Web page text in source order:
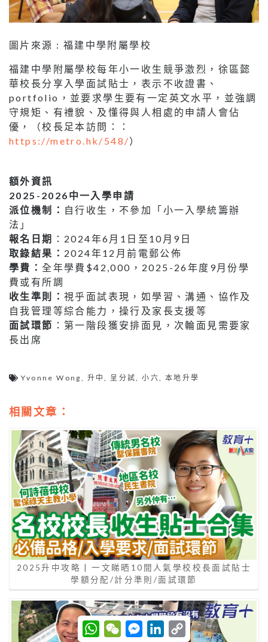
圖片來源 : 福建中學附屬學校
福建中學附屬學校每年小一收生競爭激烈，徐區懿
華校長分享入學面試貼士，表示不收證書、
portfolio，並要求學生要有一定英文水平，並強調
守規矩、有禮貌、及懂得與人相處的申請人會佔
優，（校長足本訪問：：
https://metro.hk/548/）
額外資訊
2025-2026中一入學申請
派位機制： 自行收生，不參加「小一入學統籌辦
法」
報名日期 ：2024年6月1日至10月9日
取錄結果： 2024年12月前電郵公佈
學費：全年學費$42,000，2025-26年度9月份學
費或有所調
收生準則： 視乎面試表現，如學習、溝通、協作及
自我管理等綜合能力，操行及家長支援等
面試環節 ：第一階段獲安排面見，次輪面見需要家
長出席
Yvonne Wong 升中 呈分試 ,小六 本地升學
相關文章：
2025升中攻略 | 一文睇晒10間人氣學校校長面試貼士
學額分配/計分準則/面試環節
W
h
W
e
M
e
L
C
o